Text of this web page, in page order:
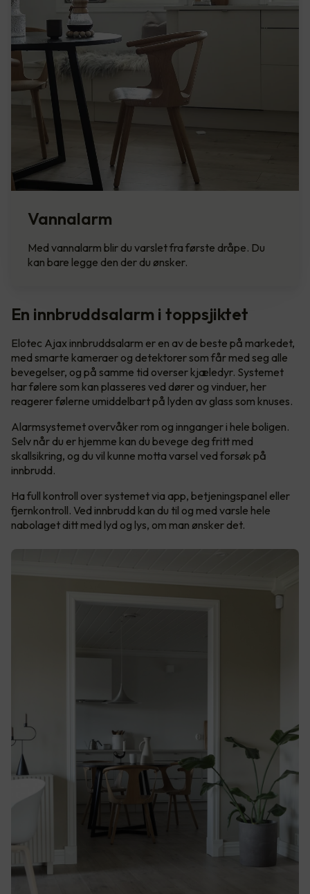
Vannalarm
Med vannalarm blir du varslet fra første dråpe. Du
kan bare legge den der du ønsker.
En innbruddsalarm i toppsjiktet
Elotec Ajax innbruddsalarm er en av de beste på markedet,
med smarte kameraer og detektorer som får med seg alle
bevegelser, og på samme tid overser kjæledyr. Systemet
har følere som kan plasseres ved dører og vinduer, her
reagerer følerne umiddelbart på lyden av glass som knuses.
Alarmsystemet overvåker rom og innganger i hele boligen.
Selv når du er hjemme kan du bevege deg fritt med
skallsikring, og du vil kunne motta varsel ved forsøk på
innbrudd.
Ha full kontroll over systemet via app, betjeningspanel eller
fjernkontroll. Ved innbrudd kan du til og med varsle hele
nabolaget ditt med lyd og lys, om man ønsker det.